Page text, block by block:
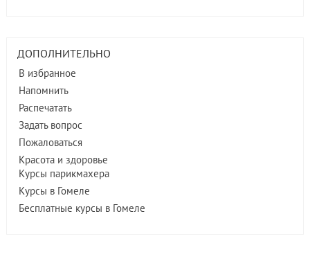
ДОПОЛНИТЕЛЬНО
В избранное
Напомнить
Распечатать
Задать вопрос
Пожаловаться
Красота и здоровье
Курсы парикмахера
Курсы в Гомеле
Бесплатные курсы в Гомеле